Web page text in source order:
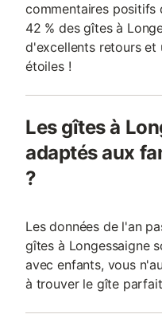
commentaires positifs
42 % des gîtes à
d'excellents retours et
étoiles !
Les gîtes à
adaptés aux
?
Les données de l'an
gîtes à Longessaigne
avec enfants, vous
à trouver le gîte